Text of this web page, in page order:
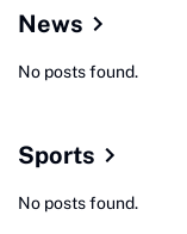
News
No posts found.
Sports
No posts found.